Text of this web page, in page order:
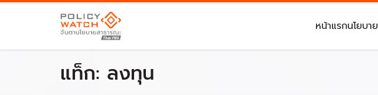
หน้าแรกนโยบาย
แท็ก: ลงทุน